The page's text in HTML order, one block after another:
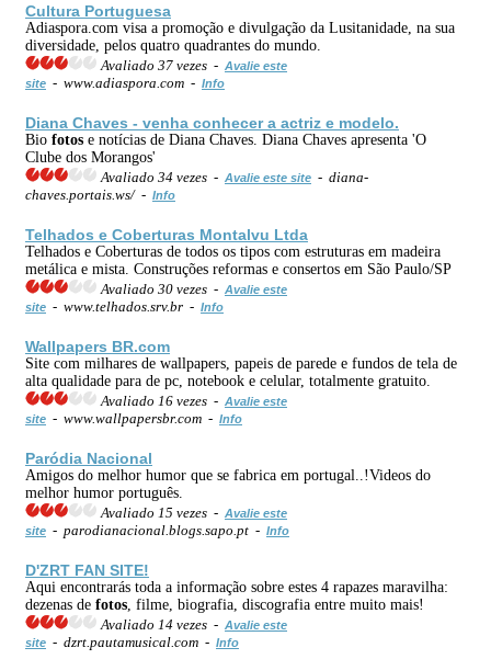
Cultura Portuguesa
Adiaspora.com visa a promoção e divulgação da Lusitanidade, na sua
diversidade, pelos quatro quadrantes do mundo.
Avaliado 37 vezes - Avalie este
site - www.adiaspora.com - Info
Diana Chaves - venha conhecer a actriz e modelo.
Bio fotos e notícias de Diana Chaves. Diana Chaves apresenta 'O
Clube dos Morangos'
Avaliado 34 vezes - Avalie este site - diana-
chaves.portais.ws/ - Info
Telhados e Coberturas Montalvu Ltda
Telhados e Coberturas de todos os tipos com estruturas em madeira
metálica e mista. Construções reformas e consertos em São Paulo/SP
Avaliado 30 vezes - Avalie este
site - www.telhados.srv.br - Info
Wallpapers BR.com
Site com milhares de wallpapers, papeis de parede e fundos de tela de
alta qualidade para de pc, notebook e celular, totalmente gratuito.
Avaliado 16 vezes - Avalie este
site - www.wallpapersbr.com - Info
Paródia Nacional
Amigos do melhor humor que se fabrica em portugal..!Videos do
melhor humor português.
Avaliado 15 vezes - Avalie este
site - parodianacional.blogs.sapo.pt - Info
D'ZRT FAN SITE!
Aqui encontrarás toda a informação sobre estes 4 rapazes maravilha:
dezenas de fotos , filme, biografia, discografia entre muito mais!
Avaliado 14 vezes - Avalie este
site - dzrt.pautamusical.com - Info